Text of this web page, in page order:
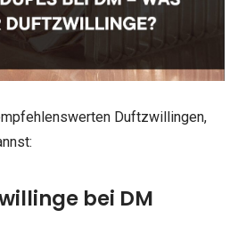
Duftzwillingen,
bei DM